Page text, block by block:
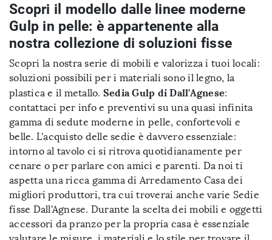
Scopri il modello dalle linee moderne
Gulp in pelle: è appartenente alla
nostra collezione di soluzioni fisse
Scopri la nostra serie di mobili e valorizza i tuoi locali:
soluzioni possibili per i materiali sono il legno, la
plastica e il metallo. Sedia Gulp di Dall'Agnese:
contattaci per info e preventivi su una quasi infinita
gamma di sedute moderne in pelle, confortevoli e
belle. L'acquisto delle sedie è davvero essenziale:
intorno al tavolo ci si ritrova quotidianamente per
cenare o per parlare con amici e parenti. Da noi ti
aspetta una ricca gamma di Arredamento Casa dei
migliori produttori, tra cui troverai anche varie Sedie
fisse Dall'Agnese. Durante la scelta dei mobili e oggetti
accessori da pranzo per la propria casa è essenziale